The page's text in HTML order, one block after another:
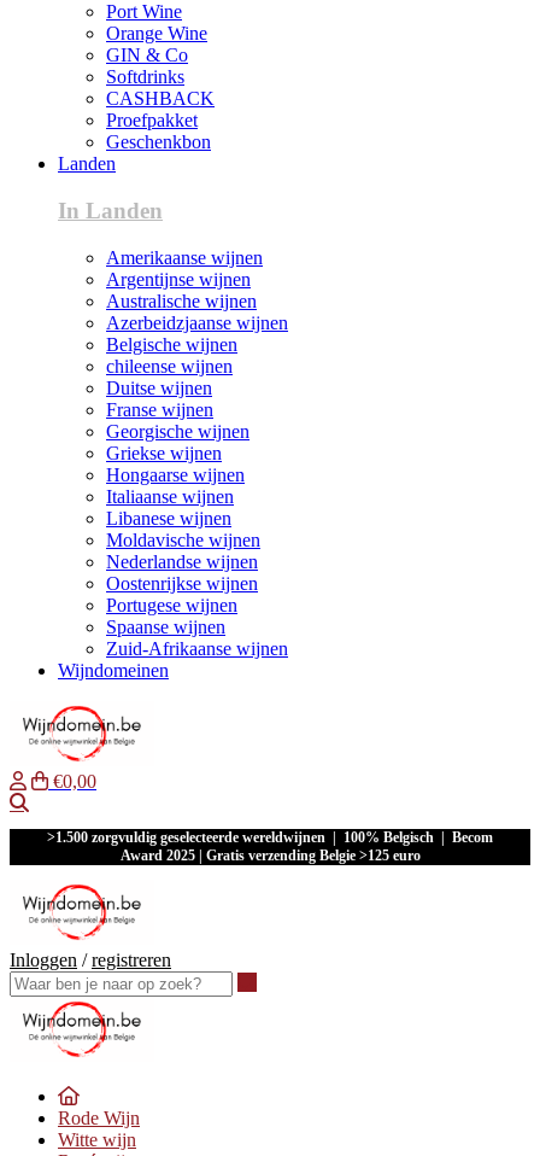
Port Wine
Orange Wine
GIN & Co
Softdrinks
CASHBACK
Proefpakket
Geschenkbon
Landen
In Landen
Amerikaanse wijnen
Argentijnse wijnen
Australische wijnen
Azerbeidzjaanse wijnen
Belgische wijnen
chileense wijnen
Duitse wijnen
Franse wijnen
Georgische wijnen
Griekse wijnen
Hongaarse wijnen
Italiaanse wijnen
Libanese wijnen
Moldavische wijnen
Nederlandse wijnen
Oostenrijkse wijnen
Portugese wijnen
Spaanse wijnen
Zuid-Afrikaanse wijnen
Wijndomeinen
€0,00
>1.500 zorgvuldig geselecteerde wereldwijnen | 100% Belgisch | Becom
Award 2025 | Gratis verzending Belgie >125 euro
Inloggen /registreren
Rode Wijn
Witte wijn